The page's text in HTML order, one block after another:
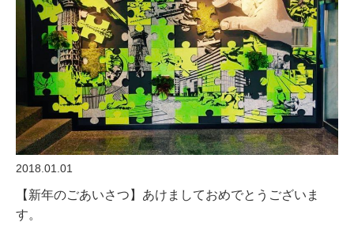
2018.01.01
【新年のごあいさつ】あけましておめでとうございま
す。